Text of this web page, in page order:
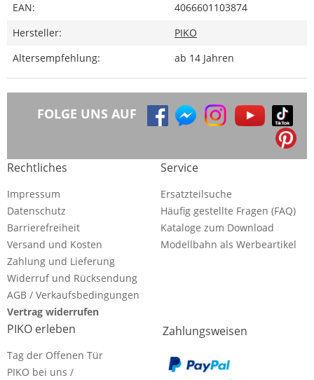
EAN:
4066601103874
Hersteller:
PIKO
Altersempfehlung:
ab 14 Jahren
FOLGE UNS AUF
Rechtliches
Impressum
Datenschutz
Barrierefreiheit
Versand und Kosten
Zahlung und Lieferung
Widerruf und Rücksendung
AGB / Verkaufsbedingungen
Vertrag widerrufen
Service
Ersatzteilsuche
Häufig gestellte Fragen (FAQ)
Kataloge zum Download
Modellbahn als Werbeartikel
PIKO erleben
Tag der Offenen Tür
PIKO bei uns /
Zahlungsweisen